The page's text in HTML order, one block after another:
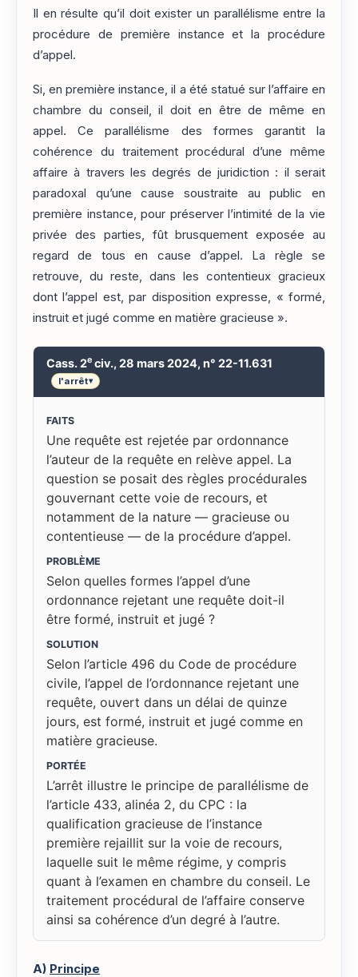
Il en résulte qu’il doit exister un parallélisme entre la
procédure de première instance et la procédure
d’appel.
Si, en première instance, il a été statué sur l’affaire en
chambre du conseil, il doit en être de même en
appel. Ce parallélisme des formes garantit la
cohérence du traitement procédural d’une même
affaire à travers les degrés de juridiction : il serait
paradoxal qu’une cause soustraite au public en
première instance, pour préserver l’intimité de la vie
privée des parties, fût brusquement exposée au
regard de tous en cause d’appel. La règle se
retrouve, du reste, dans les contentieux gracieux
dont l’appel est, par disposition expresse, « formé,
instruit et jugé comme en matière gracieuse ».
Cass. 2e civ., 28 mars 2024, n° 22-11.631
l'arrêt▾
FAITS
Une requête est rejetée par ordonnance
l’auteur de la requête en relève appel. La
question se posait des règles procédurales
gouvernant cette voie de recours, et
notamment de la nature — gracieuse ou
contentieuse — de la procédure d’appel.
PROBLÈME
Selon quelles formes l’appel d’une
ordonnance rejetant une requête doit-il
être formé, instruit et jugé ?
SOLUTION
Selon l’article 496 du Code de procédure
civile, l’appel de l’ordonnance rejetant une
requête, ouvert dans un délai de quinze
jours, est formé, instruit et jugé comme en
matière gracieuse.
PORTÉE
L’arrêt illustre le principe de parallélisme de
l’article 433, alinéa 2, du CPC : la
qualification gracieuse de l’instance
première rejaillit sur la voie de recours,
laquelle suit le même régime, y compris
quant à l’examen en chambre du conseil. Le
traitement procédural de l’affaire conserve
ainsi sa cohérence d’un degré à l’autre.
A) Principe